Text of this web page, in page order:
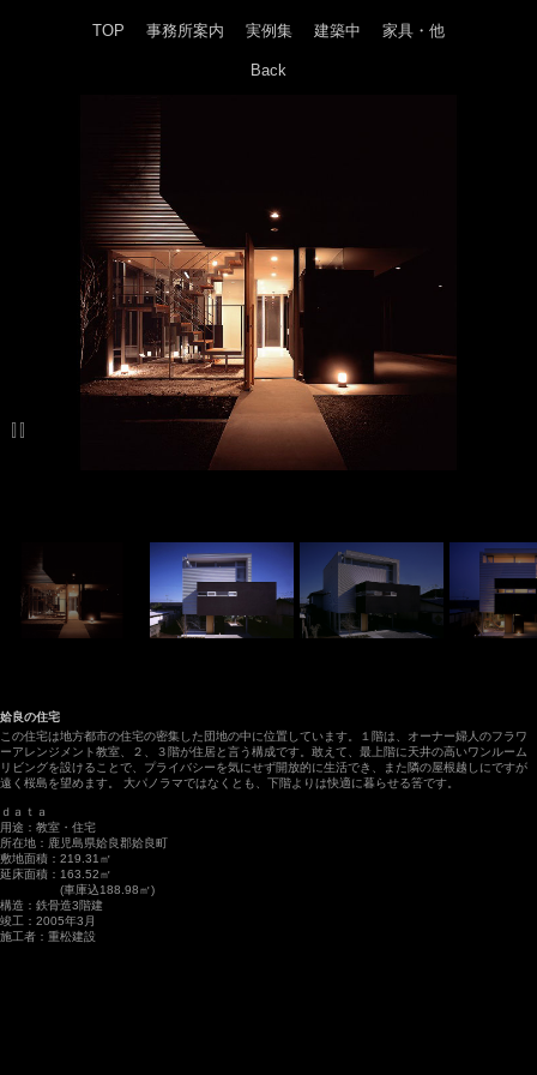
TOP 事務所案内 実例集 建築中 家具・他
Back
姶良の住宅
この住宅は地方都市の住宅の密集した団地の中に位置しています。１階は、オーナー婦人のフラワ
ーアレンジメント教室、２、３階が住居と言う構成です。敢えて、最上階に天井の高いワンルーム
リビングを設けることで、プライバシーを気にせず開放的に生活でき、また隣の屋根越しにですが
遠く桜島を望めます。 大パノラマではなくとも、下階よりは快適に暮らせる筈です。
ｄａｔａ
用途：教室・住宅
所在地：鹿児島県姶良郡姶良町
敷地面積：219.31㎡
延床面積：163.52㎡
(車庫込188.98㎡)
構造：鉄骨造3階建
竣工：2005年3月
施工者：重松建設